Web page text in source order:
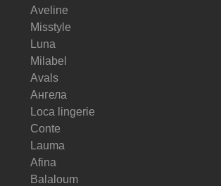
Aveline
Misstyle
Luna
Milabel
Avals
Ангела
Loca lingerie
Conte
Lauma
Afina
Balaloum